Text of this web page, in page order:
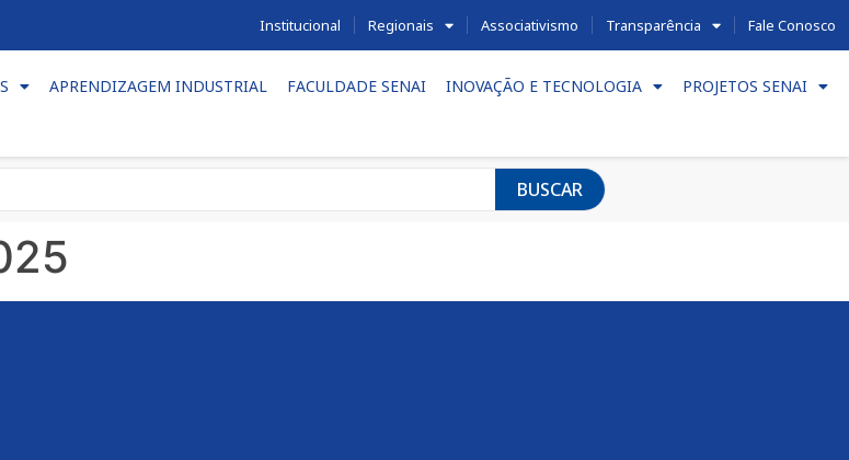
Institucional Regionais Associativismo Transparência Fale Conosco
APRENDIZAGEM INDUSTRIAL FACULDADE SENAI INOVAÇÃO E TECNOLOGIA PROJETOS SENAI
BUSCAR